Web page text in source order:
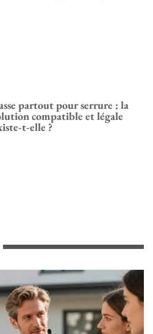
partout pour serrure : la
compatible et légale
t-elle ?